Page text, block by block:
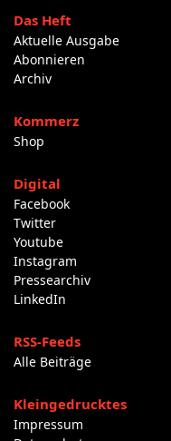
Das Heft
Aktuelle Ausgabe
Abonnieren
Archiv
Kommerz
Shop
Digital
Facebook
Twitter
Youtube
Instagram
Pressearchiv
LinkedIn
RSS-Feeds
Alle Beiträge
Kleingedrucktes
Impressum